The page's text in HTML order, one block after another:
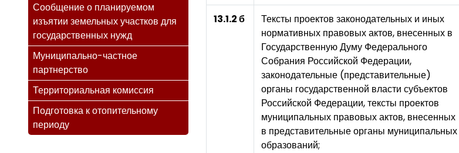
Сообщение о планируемом
изъятии земельных участков для
государственных нужд
Муниципально-частное
партнерство
Территориальная комиссия
Подготовка к отопительному
периоду
13.1.2 б
Тексты проектов законодательных и иных
нормативных правовых актов, внесенных в
Государственную Думу Федерального
Собрания Российской Федерации,
законодательные (представительные)
органы государственной власти субъектов
Российской Федерации, тексты проектов
муниципальных правовых актов, внесенных
в представительные органы муниципальных
образований;